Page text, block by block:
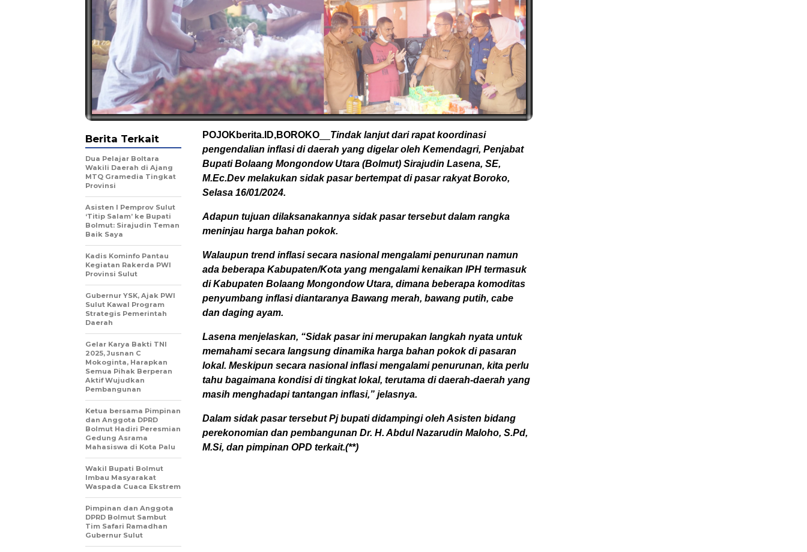
POJOKberita.ID,BOROKO
Tindak lanjut dari rapat koordinasi
pengendalian inflasi di daerah yang digelar oleh Kemendagri, Penjabat
Bupati Bolaang Mongondow Utara (Bolmut) Sirajudin Lasena, SE,
M.Ec.Dev melakukan sidak pasar bertempat di pasar rakyat Boroko,
Selasa 16/01/2024.
Adapun tujuan dilaksanakannya sidak pasar tersebut dalam rangka
meninjau harga bahan pokok.
Walaupun trend inflasi secara nasional mengalami penurunan namun
ada beberapa Kabupaten/Kota yang mengalami kenaikan IPH termasuk
di Kabupaten Bolaang Mongondow Utara, dimana beberapa komoditas
penyumbang inflasi diantaranya Bawang merah, bawang putih, cabe
dan daging ayam.
Lasena menjelaskan, “Sidak pasar ini merupakan langkah nyata untuk
memahami secara langsung dinamika harga bahan pokok di pasaran
lokal. Meskipun secara nasional inflasi mengalami penurunan, kita perlu
tahu bagaimana kondisi di tingkat lokal, terutama di daerah-daerah yang
masih menghadapi tantangan inflasi,” jelasnya.
Dalam sidak pasar tersebut Pj bupati didampingi oleh Asisten bidang
perekonomian dan pembangunan Dr. H. Abdul Nazarudin Maloho, S.Pd,
M.Si, dan pimpinan OPD terkait.(**)
Berita Terkait
Dua Pelajar Boltara
Wakili Daerah di Ajang
MTQ Gramedia Tingkat
Provinsi
Asisten I Pemprov Sulut
‘Titip Salam’ ke Bupati
Bolmut: Sirajudin Teman
Baik Saya
Kadis Kominfo Pantau
Kegiatan Rakerda PWI
Provinsi Sulut
Gubernur YSK, Ajak PWI
Sulut Kawal Program
Strategis Pemerintah
Daerah
Gelar Karya Bakti TNI
2025, Jusnan C
Mokoginta, Harapkan
Semua Pihak Berperan
Aktif Wujudkan
Pembangunan
Ketua bersama Pimpinan
dan Anggota DPRD
Bolmut Hadiri Peresmian
Gedung Asrama
Mahasiswa di Kota Palu
Wakil Bupati Bolmut
Imbau Masyarakat
Waspada Cuaca Ekstrem
Pimpinan dan Anggota
DPRD Bolmut Sambut
Tim Safari Ramadhan
Gubernur Sulut